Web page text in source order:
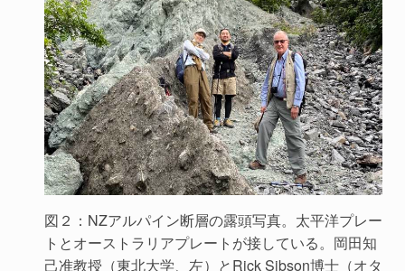
図２：NZアルパイン断層の露頭写真。太平洋プレー
トとオーストラリアプレートが接している。岡田知
己准教授（東北大学、左）とRick Sibson博士（オタ